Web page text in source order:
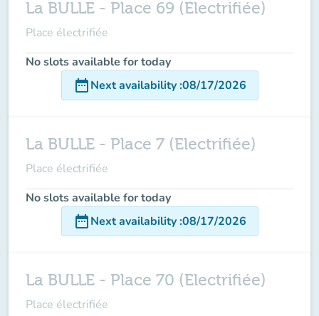
La BULLE - Place 69 (Electrifiée)
Place électrifiée
No slots available for today
date_rangeNext availability:08/17/2026
La BULLE - Place 7 (Electrifiée)
Place électrifiée
No slots available for today
date_rangeNext availability:08/17/2026
La BULLE - Place 70 (Electrifiée)
Place électrifiée